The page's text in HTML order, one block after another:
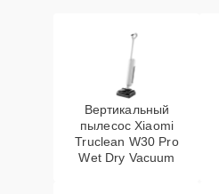
Вертикальный
пылесос Xiaomi
Truclean W30 Pro
Wet Dry Vacuum